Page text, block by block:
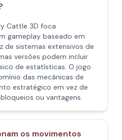
Cattle 3D foca
gameplay baseado em
de sistemas extensivos de
versões podem incluir
de estatísticas. O jogo
das mecânicas de
estratégico em vez de
ou vantagens.
os movimentos